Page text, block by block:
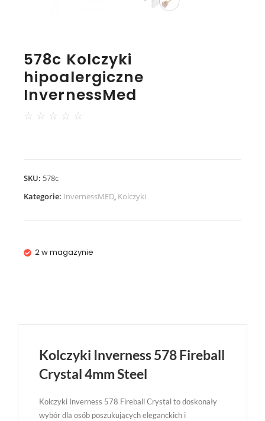
578c Kolczyki
hipoalergiczne
InvernessMed
☆ ☆ ☆ ☆ ☆
SKU: 578c
Kategorie: InvernessMED, Kolczyki
2 w magazynie
Kolczyki Inverness 578 Fireball
Crystal 4mm Steel
Kolczyki Inverness 578 Fireball Crystal to doskonały
wybór dla osób poszukujących eleganckich i